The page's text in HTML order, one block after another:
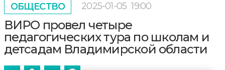
ОБЩЕСТВО 2025-01-05 19:00
ВИРО провел четыре
педагогических тура по школам и
детсадам Владимирской области